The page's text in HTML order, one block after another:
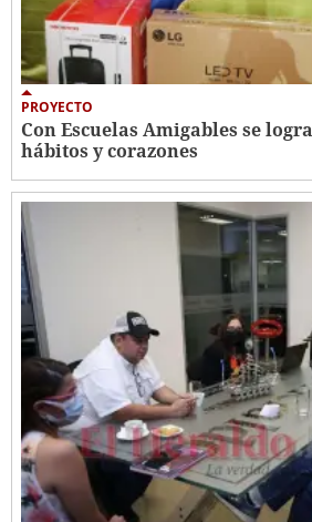
PROYECTO
Con Escuelas Amigables se
hábitos y corazones